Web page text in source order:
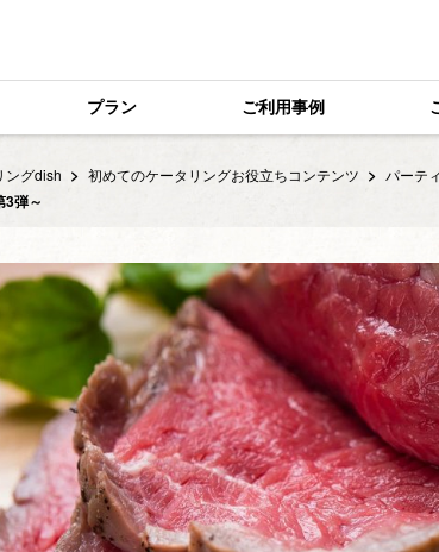
プラン ご利用事例
ングdish 初めてのケータリングお役立ちコンテンツ パーテ
3弾～